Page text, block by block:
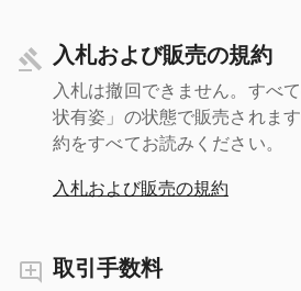
入札および販売の規約
入札は撤回できません。すべ
状有姿」の状態で販売されま
約をすべてお読みください。
入札および販売の規約
取引手数料